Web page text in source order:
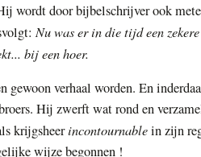
wordt door bijbelschrijver ook
Nu was er in die tijd een
bij een hoer.
gewoon verhaal worden. En
Hij zwerft wat rond en
krijgsheerincontournablein zijn
wijze begonnen !